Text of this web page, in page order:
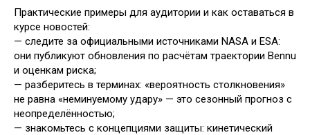
Практические примеры для аудитории и как оставаться в
курсе новостей:
— следите за официальными источниками NASA и ESA:
они публикуют обновления по расчётам траектории Bennu
и оценкам риска;
— разберитесь в терминах: «вероятность столкновения»
не равна «неминуемому удару» — это сезонный прогноз с
неопределённостью;
— знакомьтесь с концепциями защиты: кинетический